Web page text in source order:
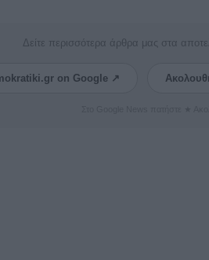
Δείτε περισσότερα άρθρα μας στα
on Google ↗